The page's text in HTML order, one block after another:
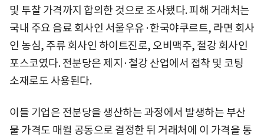
및 투찰 가격까지 합의한 것으로 조사됐다. 피해 거래처는
국내 주요 음료 회사인 서울우유·한국야쿠르트, 라면 회사
인 농심, 주류 회사인 하이트진로, 오비맥주, 철강 회사인
포스코였다. 전분당은 제지·철강 산업에서 접착 및 코팅
소재로도 사용된다.
이들 기업은 전분당을 생산하는 과정에서 발생하는 부산
물 가격도 매월 공동으로 결정한 뒤 거래처에 이 가격을 통